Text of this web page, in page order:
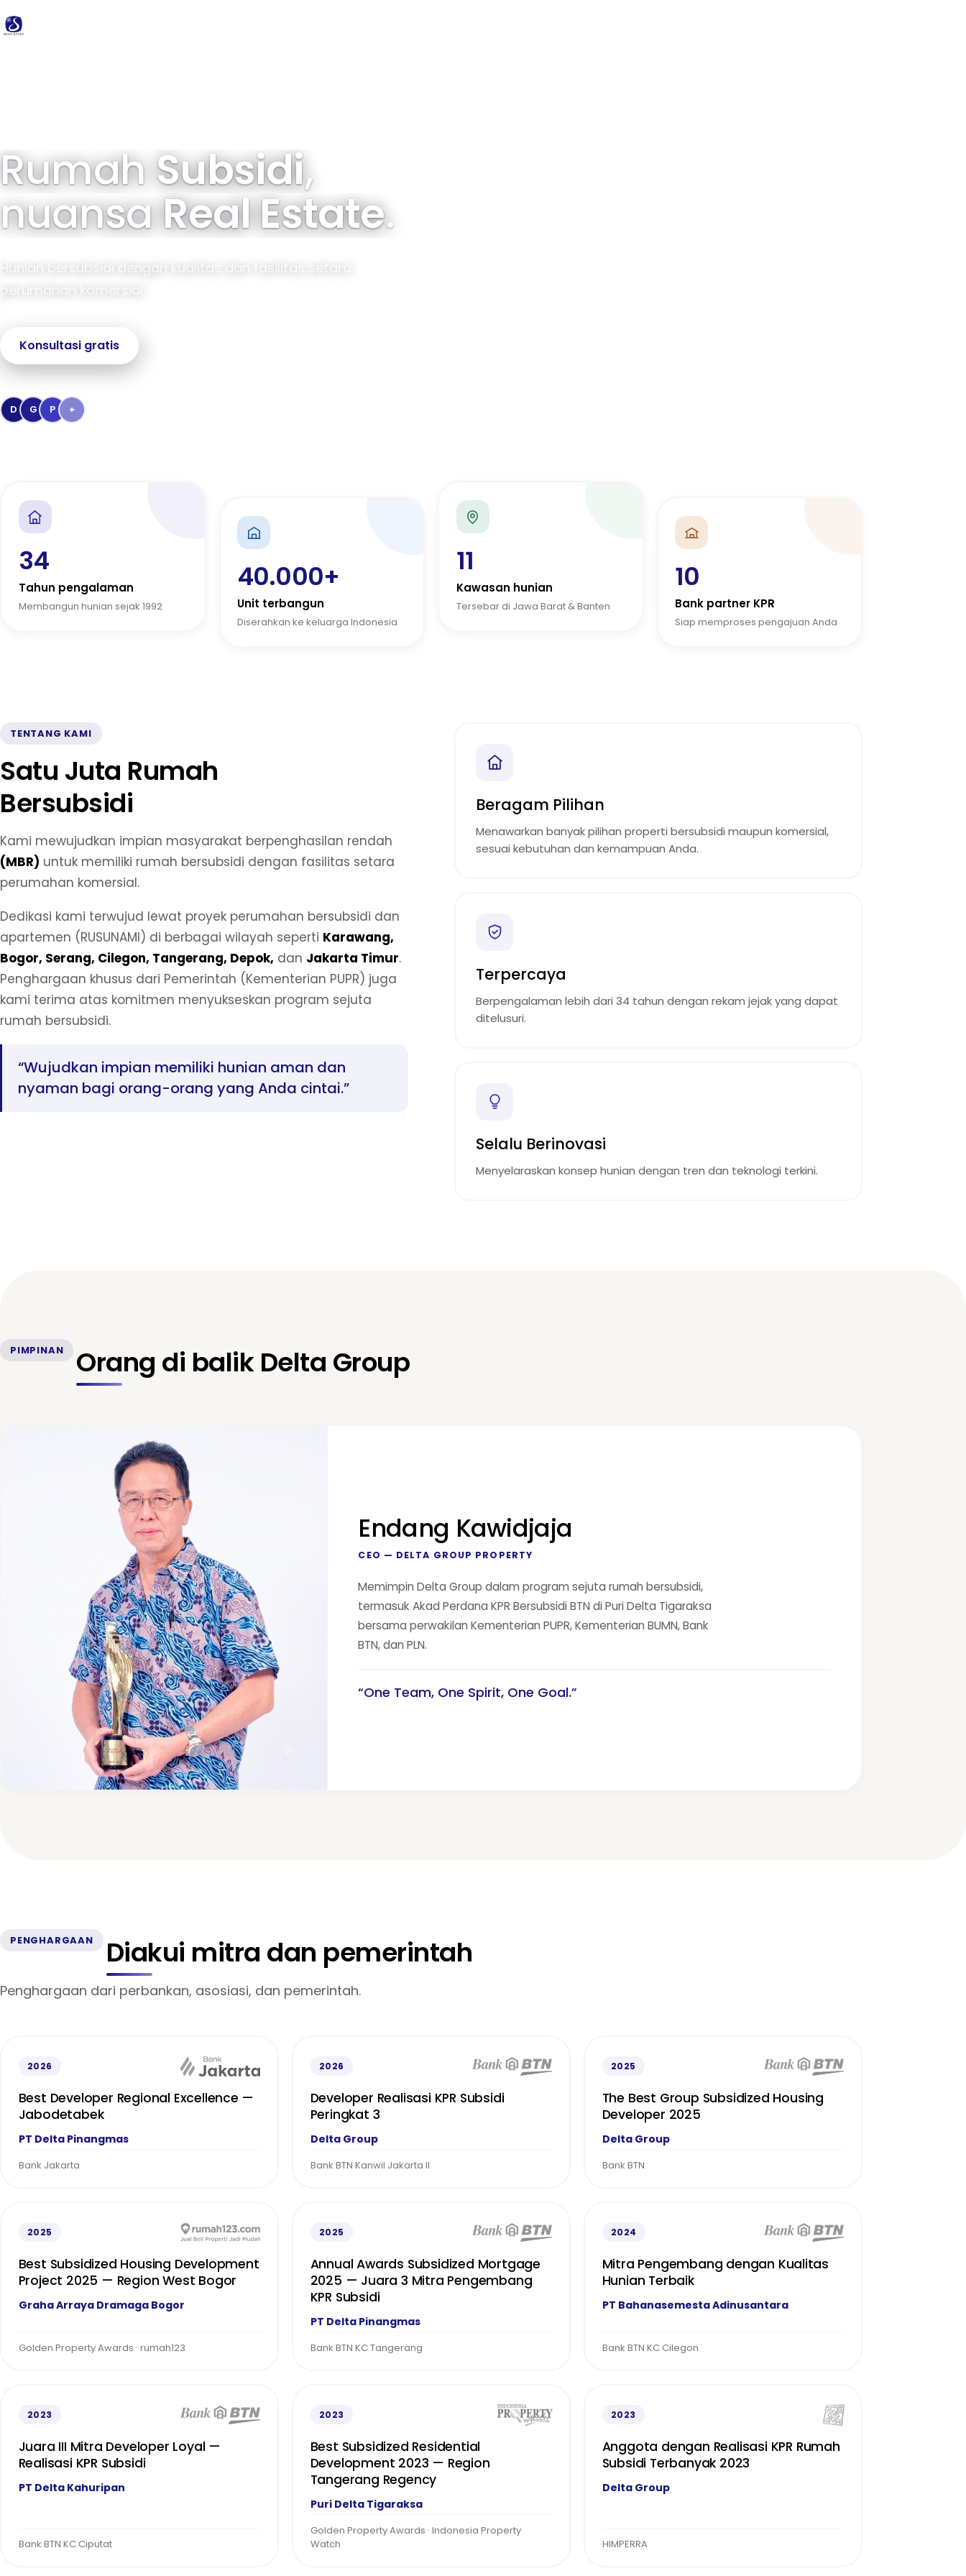
RumahSubsidi,
nuansaReal Estate.
Hunian bersubsidi dengan kualitas dan fasilitas setara
perumahan komersial.
Konsultasi gratis
D G P +
34
Tahun pengalaman
Membangun hunian sejak 1992
40.000+
Unit terbangun
Diserahkan ke keluarga Indonesia
11
Kawasan hunian
Tersebar di Jawa Barat & Banten
10
Bank partner KPR
Siap memproses pengajuan Anda
TENTANG KAMI
Satu Juta Rumah
Bersubsidi
Kami mewujudkan impian masyarakat berpenghasilan rendah
(MBR) untuk memiliki rumah bersubsidi dengan fasilitas setara
perumahan komersial.
Dedikasi kami terwujud lewat proyek perumahan bersubsidi dan
apartemen (RUSUNAMI) di berbagai wilayah seperti Karawang,
Bogor, Serang, Cilegon, Tangerang, Depok, dan Jakarta Timur.
Penghargaan khusus dari Pemerintah (Kementerian PUPR) juga
kami terima atas komitmen menyukseskan program sejuta
rumah bersubsidi.
“Wujudkan impian memiliki hunian aman dan
nyaman bagi orang-orang yang Anda cintai.”
Beragam Pilihan
Menawarkan banyak pilihan properti bersubsidi maupun komersial,
sesuai kebutuhan dan kemampuan Anda.
Terpercaya
Berpengalaman lebih dari 34 tahun dengan rekam jejak yang dapat
ditelusuri.
Selalu Berinovasi
Menyelaraskan konsep hunian dengan tren dan teknologi terkini.
PIMPINAN Orang di balik Delta Group
Endang Kawidjaja
CEO — DELTA GROUP PROPERTY
Memimpin Delta Group dalam program sejuta rumah bersubsidi,
termasuk Akad Perdana KPR Bersubsidi BTN di Puri Delta Tigaraksa
bersama perwakilan Kementerian PUPR, Kementerian BUMN, Bank
BTN, dan PLN.
“One Team, One Spirit, One Goal.”
PENGHARGAAN Diakui mitra dan pemerintah
Penghargaan dari perbankan, asosiasi, dan pemerintah.
2026
Best Developer Regional Excellence —
Jabodetabek
PT Delta Pinangmas
Bank Jakarta
2026
Developer Realisasi KPR Subsidi
Peringkat 3
Delta Group
Bank BTN Kanwil Jakarta II
2025
The Best Group Subsidized Housing
Developer 2025
Delta Group
Bank BTN
2025
Best Subsidized Housing Development
Project 2025 — Region West Bogor
Graha Arraya Dramaga Bogor
Golden Property Awards · rumah123
2025
Annual Awards Subsidized Mortgage
2025 — Juara 3 Mitra Pengembang
KPR Subsidi
PT Delta Pinangmas
Bank BTN KC Tangerang
2024
Mitra Pengembang dengan Kualitas
Hunian Terbaik
PT Bahanasemesta Adinusantara
Bank BTN KC Cilegon
2023
Juara III Mitra Developer Loyal —
Realisasi KPR Subsidi
PT Delta Kahuripan
Bank BTN KC Ciputat
2023
Best Subsidized Residential
Development 2023 — Region
Tangerang Regency
Puri Delta Tigaraksa
Golden Property Awards · Indonesia Property
Watch
2023
Anggota dengan Realisasi KPR Rumah
Subsidi Terbanyak 2023
Delta Group
HIMPERRA